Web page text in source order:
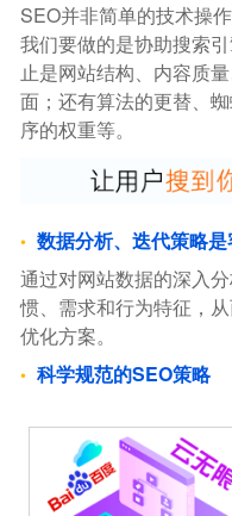
SEO并非简单的技术操
我们要做的是协助搜索
止是网站结构、内容质
面；还有算法的更替、
序的权重等。
数据分析、迭代策略
通过对网站数据的深入
惯、需求和行为特征，
优化方案。
科学规范的SEO策略